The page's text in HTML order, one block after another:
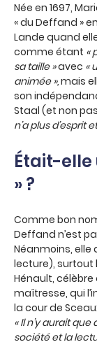
Née en 1697,
« du Deffand »
Lande quand
comme étant «
sa taille »avec «
animée »,mais
son
Staal (et non
n’a plus d’esprit
Était-elle
» ?
Comme bon
Deffand n’est
Néanmoins, elle
lecture), surtout
Hénault,
maîtresse, qui
la cour de
« Il n’y aurait
société et la